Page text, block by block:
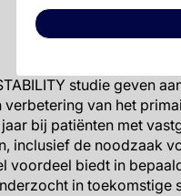
studie geven
verbetering van het
bij patiënten met
inclusief de noodzaak
voordeel biedt in
in toekomstige